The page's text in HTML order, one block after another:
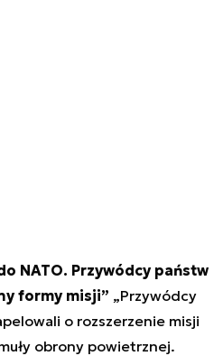
NATO. Przywódcy państw
formy misji” „Przywódcy
o rozszerzenie misji
obrony powietrznej.